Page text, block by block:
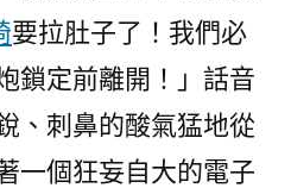
要拉肚子了！我們必
鎖定前離開！」話音
、刺鼻的酸氣猛地從
一個狂妄自大的電子